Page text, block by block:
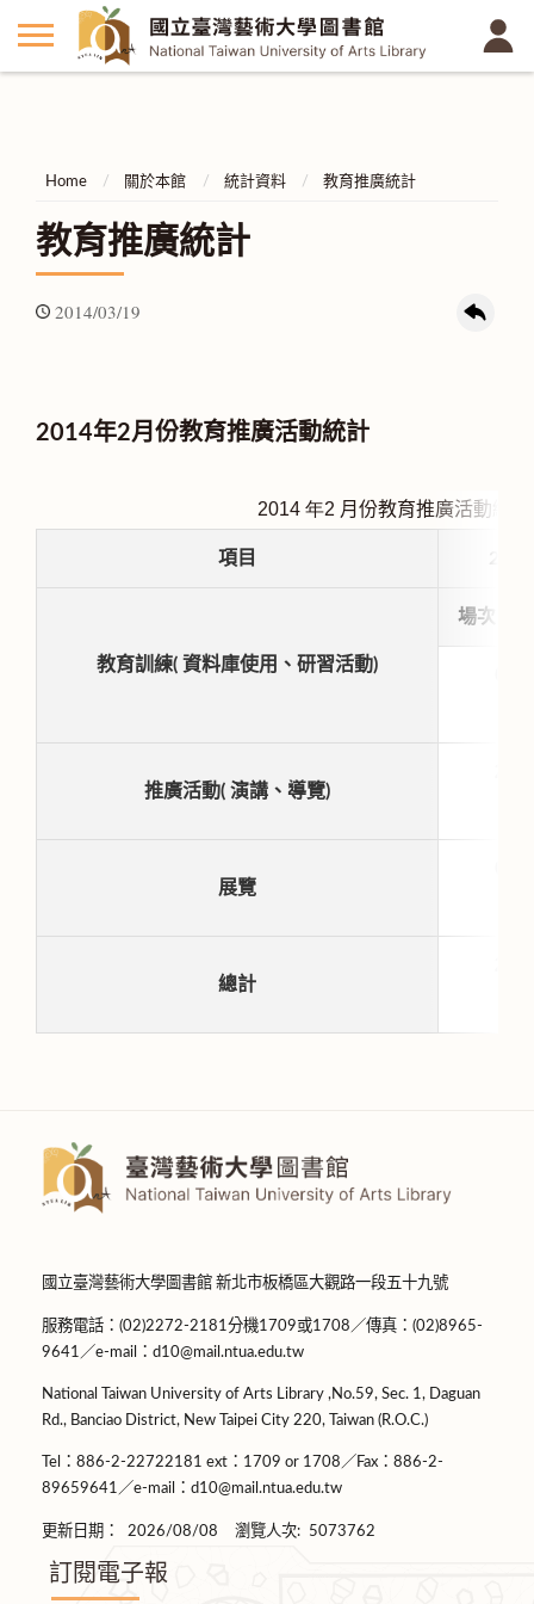
Home 關於本館 統計資料 教育推廣統計
教育推廣統計
2014/03/19
2014年2月份教育推廣活動統計
2014 年2 月份教育推廣活動統計
項目
教育訓練( 資料庫使用、研習活動)
場次
推廣活動( 演講、導覽)
展覽
總計
國立臺灣藝術大學圖書館 新北市板橋區大觀路一段五十九號
服務電話：(02)2272-2181分機1709或1708／傳真：(02)8965-
9641／e-mail：d10@mail.ntua.edu.tw
National Taiwan University of Arts Library ,No.59, Sec. 1, Daguan
Rd., Banciao District, New Taipei City 220, Taiwan (R.O.C.)
Tel：886-2-22722181 ext：1709 or 1708／Fax：886-2-
89659641／e-mail：d10@mail.ntua.edu.tw
更新日期： 2026/08/08 瀏覽人次: 5073762
訂閱電子報